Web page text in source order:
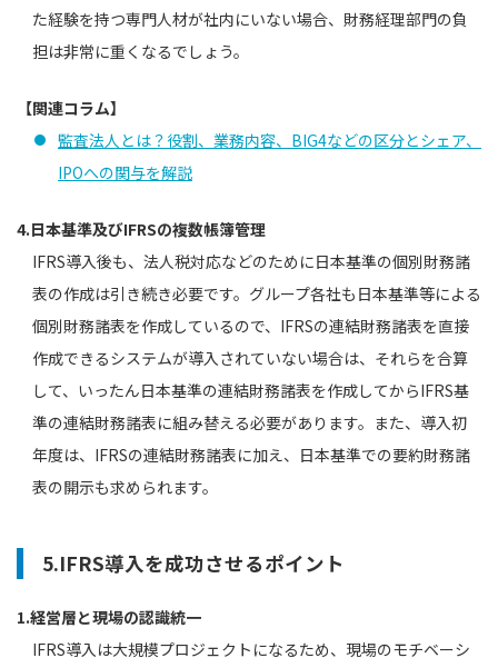
た経験を持つ専門人材が社内にいない場合、財務経理部門の負
担は非常に重くなるでしょう。
【関連コラム】
監査法人とは？役割、業務内容、BIG4などの区分とシェア、
IPOへの関与を解説
4.日本基準及びIFRSの複数帳簿管理
IFRS導入後も、法人税対応などのために日本基準の個別財務諸
表の作成は引き続き必要です。グループ各社も日本基準等による
個別財務諸表を作成しているので、IFRSの連結財務諸表を直接
作成できるシステムが導入されていない場合は、それらを合算
して、いったん日本基準の連結財務諸表を作成してからIFRS基
準の連結財務諸表に組み替える必要があります。また、導入初
年度は、IFRSの連結財務諸表に加え、日本基準での要約財務諸
表の開示も求められます。
5.IFRS導入を成功させるポイント
1.経営層と現場の認識統一
IFRS導入は大規模プロジェクトになるため、現場のモチベーシ